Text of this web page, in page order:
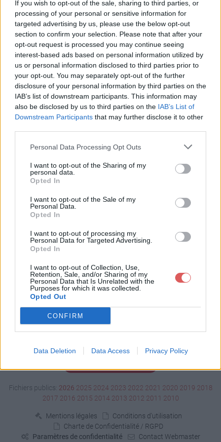
If you wish to opt-out of the sale, sharing to third parties, or
processing of your personal or sensitive information for
targeted advertising by us, please use the below opt-out
section to confirm your selection. Please note that after your
opt-out request is processed you may continue seeing
interest-based ads based on personal information utilized by
us or personal information disclosed to third parties prior to
your opt-out. You may separately opt-out of the further
disclosure of your personal information by third parties on the
IAB’s list of downstream participants. This information may
also be disclosed by us to third parties on the IAB’s List of
Downstream Participants that may further disclose it to other
Personal Data Processing Opt Outs
I want to opt-out of the Sharing of my
personal data.
Opted In
I want to opt-out of the Sale of my
Personal Data.
Opted In
I want to opt-out of processing my
Personal Data for Targeted Advertising.
Opted In
I want to opt-out of Collection, Use,
Retention, Sale, and/or Sharing of my
Personal Data that Is Unrelated with the
Purposes for which it was collected.
Opted Out
CONFIRM
Data Deletion Data Access Privacy Policy
La présente page de téléchargement a été vue 1305 fois depuis
l'envoi du fichier
Page de téléchargement
https://www.petit-fichier.fr/2013/03/11/cv-1/ Copier
Partager le fichier cv (1).rtf sur le
Web et les réseaux sociaux:
Télécharger le fichier cv (1).rtf
Télécharger cv (1).rtf
Fichiers publics: 2026 2025 2024 2023 2022 2021 2020 2019 2018
2017 2016 2015 2014 2013 2012 2011 2010
Mentions légales
Conditions d'utilisation
Charte de Confidentialité / RGPD
Paramètres de confidentialité
Contact Webmaster